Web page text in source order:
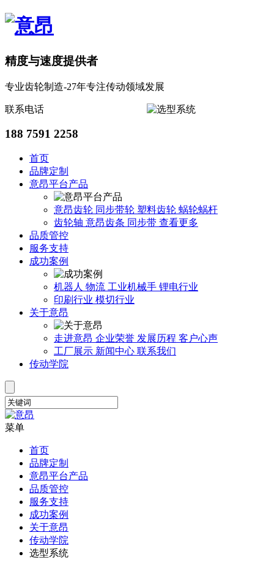
精度与速度提供者
专业齿轮制造-27年专注传动领域发展
联系电话
188 7591 2258
首页
品牌定制
意昂平台产品
意昂齿轮 同步带轮 塑料齿轮 蜗轮蜗杆
齿轮轴 意昂齿条 同步带 查看更多
品质管控
服务支持
成功案例
机器人 物流 工业机械手 锂电行业
印刷行业 模切行业
关于意昂
走进意昂 企业荣誉 发展历程 客户心声
工厂展示 新闻中心 联系我们
传动学院
菜单
首页
品牌定制
意昂平台产品
品质管控
服务支持
成功案例
关于意昂
传动学院
选型系统